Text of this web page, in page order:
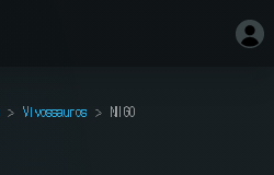
Vivossauros NIGO